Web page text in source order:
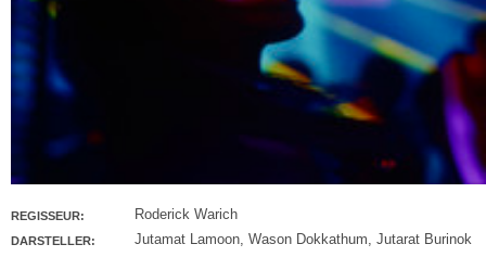
REGISSEUR: Roderick Warich
DARSTELLER: Jutamat Lamoon, Wason Dokkathum, Jutarat Burinok